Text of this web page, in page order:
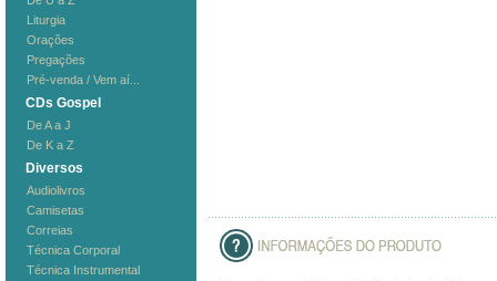
Liturgia
Orações
Pregações
Pré-venda / Vem aí...
CDs Gospel
De A a J
De K a Z
Diversos
Audiolivros
Camisetas
Correias
Técnica Corporal
Técnica Instrumental